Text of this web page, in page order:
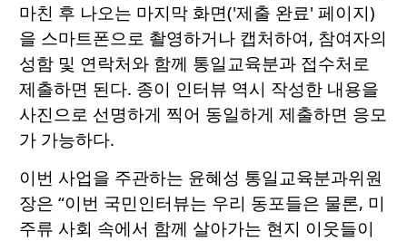
마친 후 나오는 마지막 화면('제출 완료' 페이지)
을 스마트폰으로 촬영하거나 캡처하여, 참여자의
성함 및 연락처와 함께 통일교육분과 접수처로
제출하면 된다. 종이 인터뷰 역시 작성한 내용을
사진으로 선명하게 찍어 동일하게 제출하면 응모
가 가능하다.
이번 사업을 주관하는 윤혜성 통일교육분과위원
장은 “이번 국민인터뷰는 우리 동포들은 물론, 미
주류 사회 속에서 함께 살아가는 현지 이웃들이